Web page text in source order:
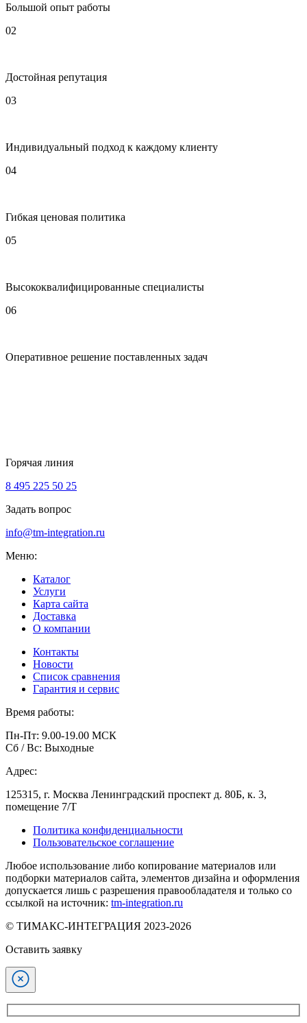
Большой опыт работы
02
Достойная репутация
03
Индивидуальный подход к каждому клиенту
04
Гибкая ценовая политика
05
Высококвалифицированные специалисты
06
Оперативное решение поставленных задач
Горячая линия
8 495 225 50 25
Задать вопрос
info@tm-integration.ru
Меню:
Каталог
Услуги
Карта сайта
Доставка
О компании
Контакты
Новости
Список сравнения
Гарантия и сервис
Время работы:
Пн-Пт: 9.00-19.00 МСК
Сб / Вс: Выходные
Адрес:
125315, г. Москва Ленинградский проспект д. 80Б, к. 3,
помещение 7/Т
Политика конфиденциальности
Пользовательское соглашение
Любое использование либо копирование материалов или
подборки материалов сайта, элементов дизайна и оформления
допускается лишь с разрешения правообладателя и только со
ссылкой на источник: tm-integration.ru
© ТИМАКС-ИНТЕГРАЦИЯ 2023-2026
Оставить заявку